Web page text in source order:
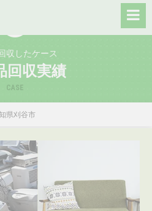
収したケース
回収実績
CASE
県刈谷市